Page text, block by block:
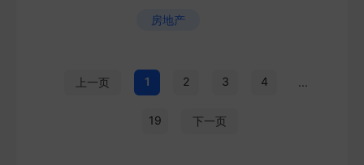
房地产
上一页 1 2 3 4 ...
19 下一页